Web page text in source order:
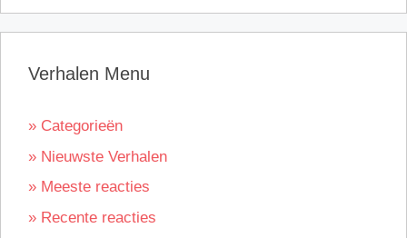
Verhalen Menu
» Categorieën
» Nieuwste Verhalen
» Meeste reacties
» Recente reacties